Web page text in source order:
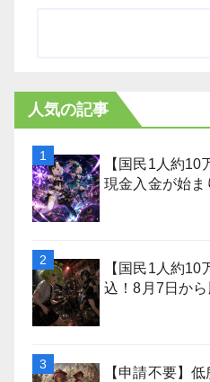
人気の記事
【国民1人約10
現金入金が始ま
【国民1人約
込！8月7日か
【申請不要】